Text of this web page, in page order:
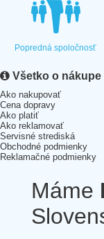
Popredná spoločnosť
Všetko o nákupe
Ako nakupovať
Cena dopravy
Ako platiť
Ako reklamovať
Servisné strediská
Obchodné podmienky
Reklamačné podmienky
Máme